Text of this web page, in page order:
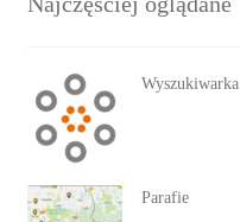
Wyszukiwarka
Parafie